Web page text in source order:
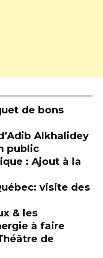
de bons
Alkhalidey
public
: Ajout à la
visite des
& les
à faire
de